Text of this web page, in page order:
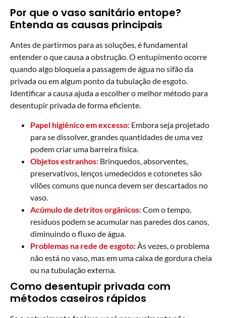
Por que o vaso sanitário entope?
Entenda as causas principais
Antes de partirmos para as soluções, é fundamental
entender o que causa a obstrução. O entupimento ocorre
quando algo bloqueia a passagem de água no sifão da
privada ou em algum ponto da tubulação de esgoto.
Identificar a causa ajuda a escolher o melhor método para
desentupir privada de forma eficiente.
Papel higiênico em excesso: Embora seja projetado
para se dissolver, grandes quantidades de uma vez
podem criar uma barreira física.
Objetos estranhos: Brinquedos, absorventes,
preservativos, lenços umedecidos e cotonetes são
vilões comuns que nunca devem ser descartados no
vaso.
Acúmulo de detritos orgânicos:Com o tempo,
resíduos podem se acumular nas paredes dos canos,
diminuindo o fluxo de água.
Problemas na rede de esgoto: Às vezes, o problema
não está no vaso, mas em uma caixa de gordura cheia
ou na tubulação externa.
Como desentupir privada com
métodos caseiros rápidos